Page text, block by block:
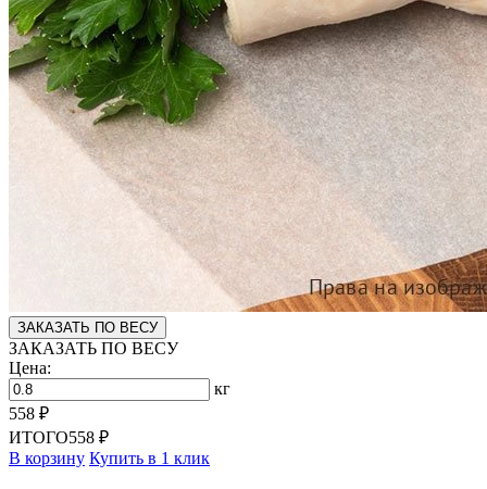
ЗАКАЗАТЬ ПО ВЕСУ
ЗАКАЗАТЬ ПО ВЕСУ
Цена:
кг
558 ₽
ИТОГО558 ₽
В корзину Купить в 1 клик